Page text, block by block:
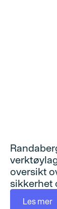
oversikt
sikkerhet
Les mer